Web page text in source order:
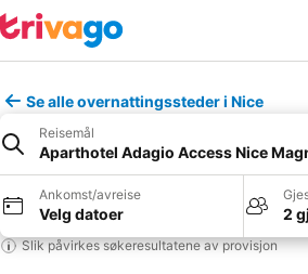
Se alle overnattingssteder i Nice
Reisemål
Aparthotel Adagio Access Nice
Ankomst/avreise
Velg datoer 2
Slik påvirkes søkeresultatene av provisjon